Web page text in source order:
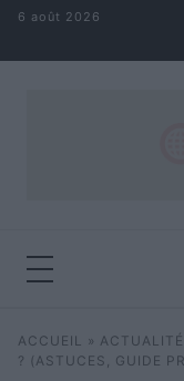
Aller au contenu
6 août 2026
Rechercher
ACCUEIL » ACTUALITÉ
? (ASTUCES, GUIDE